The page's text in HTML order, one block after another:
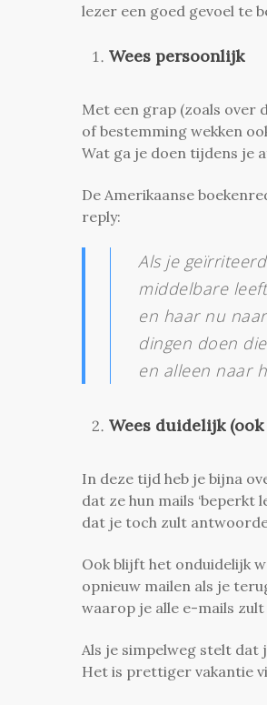
lezer een goed gevoel te
Wees persoonlijk
Met een grap (zoals over
of bestemming wekken
Wat ga je doen tijdens je
De Amerikaanse
reply:
Als je
middelbare
en haar nu
dingen doen
en alleen naar
Wees duidelijk
In deze tijd heb je bijna
dat ze hun mails ‘beperkt
dat je toch zult
Ook blijft het onduidelijk
opnieuw mailen als je
waarop je alle e-mails
Als je simpelweg stelt dat
Het is prettiger vakantie